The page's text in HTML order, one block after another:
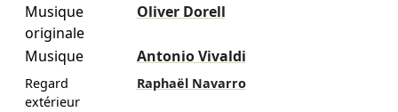
Musique
originale
Oliver Dorell
Musique Antonio Vivaldi
Regard
extérieur
Raphaël Navarro